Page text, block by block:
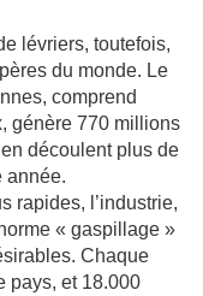
lévriers, toutefois,
du monde. Le
comprend
génère 770 millions
découlent plus de
année.
rapides, l’industrie,
« gaspillage »
Chaque
pays, et 18.000